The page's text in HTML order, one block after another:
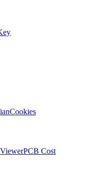
Cookies
PCB Cost